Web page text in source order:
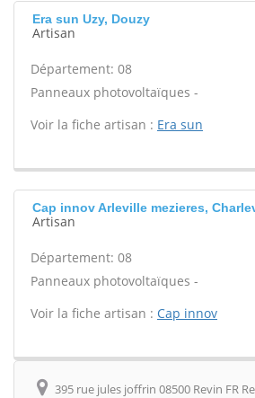
Era sun Uzy, Douzy
Artisan
Département: 08
Panneaux photovoltaïques -
Voir la fiche artisan : Era sun
Cap innov Arleville mezieres,
Artisan
Département: 08
Panneaux photovoltaïques -
Voir la fiche artisan : Cap innov
395 rue jules joffrin 08500 Revin FR